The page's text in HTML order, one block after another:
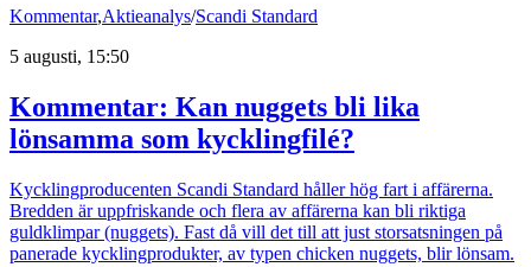
Kommentar,Aktieanalys/Scandi Standard
5 augusti, 15:50
Kommentar: Kan nuggets bli lika
lönsamma som kycklingfilé?
Kycklingproducenten Scandi Standard håller hög fart i affärerna.
Bredden är uppfriskande och flera av affärerna kan bli riktiga
guldklimpar (nuggets). Fast då vill det till att just storsatsningen på
panerade kycklingprodukter, av typen chicken nuggets, blir lönsam.